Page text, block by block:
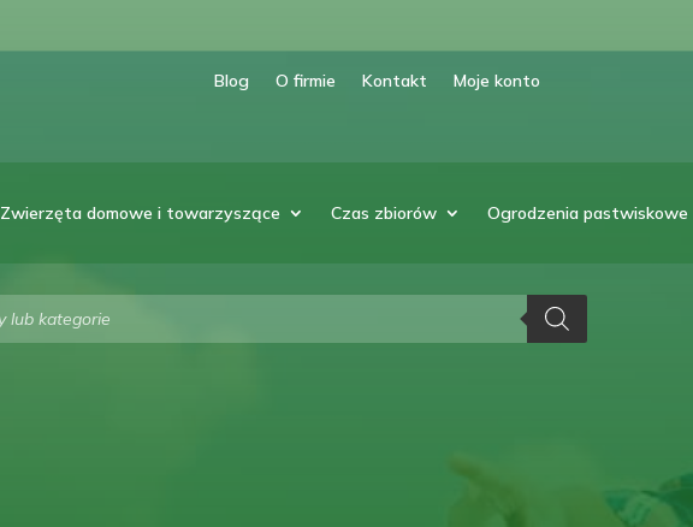
Blog O firmie Kontakt Moje konto
Zwierzęta domowe i towarzyszące Czas zbiorów Ogrodzenia pastwiskowe